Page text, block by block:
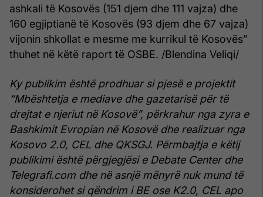
ashkali të Kosovës (151 djem dhe 111 vajza) dhe
160 egjiptianë të Kosovës (93 djem dhe 67 vajza)
vijonin shkollat e mesme me kurrikul të Kosovës”
thuhet në këtë raport të OSBE. /Blendina Veliqi/
Ky publikim është prodhuar si pjesë e projektit
“Mbështetja e mediave dhe gazetarisë për të
drejtat e njeriut në Kosovë”, përkrahur nga zyra e
Bashkimit Evropian në Kosovë dhe realizuar nga
Kosovo 2.0, CEL dhe QKSGJ. Përmbajtja e këtij
publikimi është përgjegjësi e Debate Center dhe
Telegrafi.com dhe në asnjë mënyrë nuk mund të
konsiderohet si qëndrim i BE ose K2.0, CEL apo